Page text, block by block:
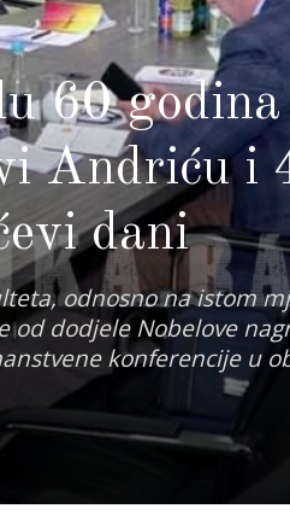
60 godina
Andriću i
dani
odnosno na istom
od dodjele Nobelove
konferencije u